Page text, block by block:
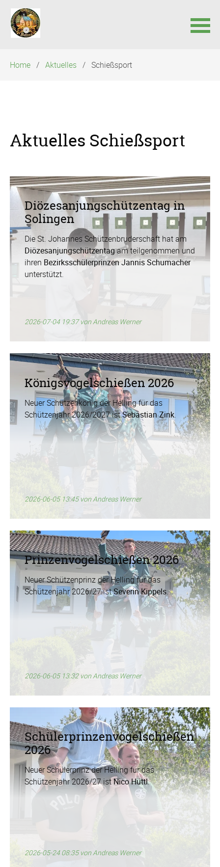
überspringen
Home Aktuelles Schießsport
Aktuelles Schießsport
Diözesanjungschützentag in
Solingen
Die St. Johannes Schützenbruderschaft hat am
Diözesanjungschützentagam teilgenommen und
ihren Bezirksschülerprinzen Jannis Schumacher
unterstützt.
2026-07-04 19:37von Andreas Werner
Königsvogelschießen 2026
Neuer Schützenkönig der Helling für das
Schützenjahr 2026/2027 istSebastian Zink.
2026-06-05 13:45von Andreas Werner
Prinzenvogelschießen 2026
Neuer Schützenprinz der Helling für das
Schützenjahr 2026/27 istSeverin Kippels.
2026-06-05 13:32von Andreas Werner
Schülerprinzenvogel­schießen
2026
Neuer Schülerprinz der Helling für das
Schützenjahr 2026/27 istNico Hüttl.
2026-05-24 08:35von Andreas Werner